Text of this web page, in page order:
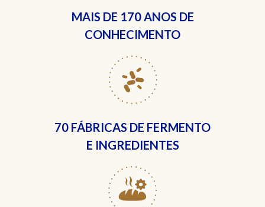
MAIS DE 170 ANOS DE
CONHECIMENTO
70 FÁBRICAS DE FERMENTO
E INGREDIENTES